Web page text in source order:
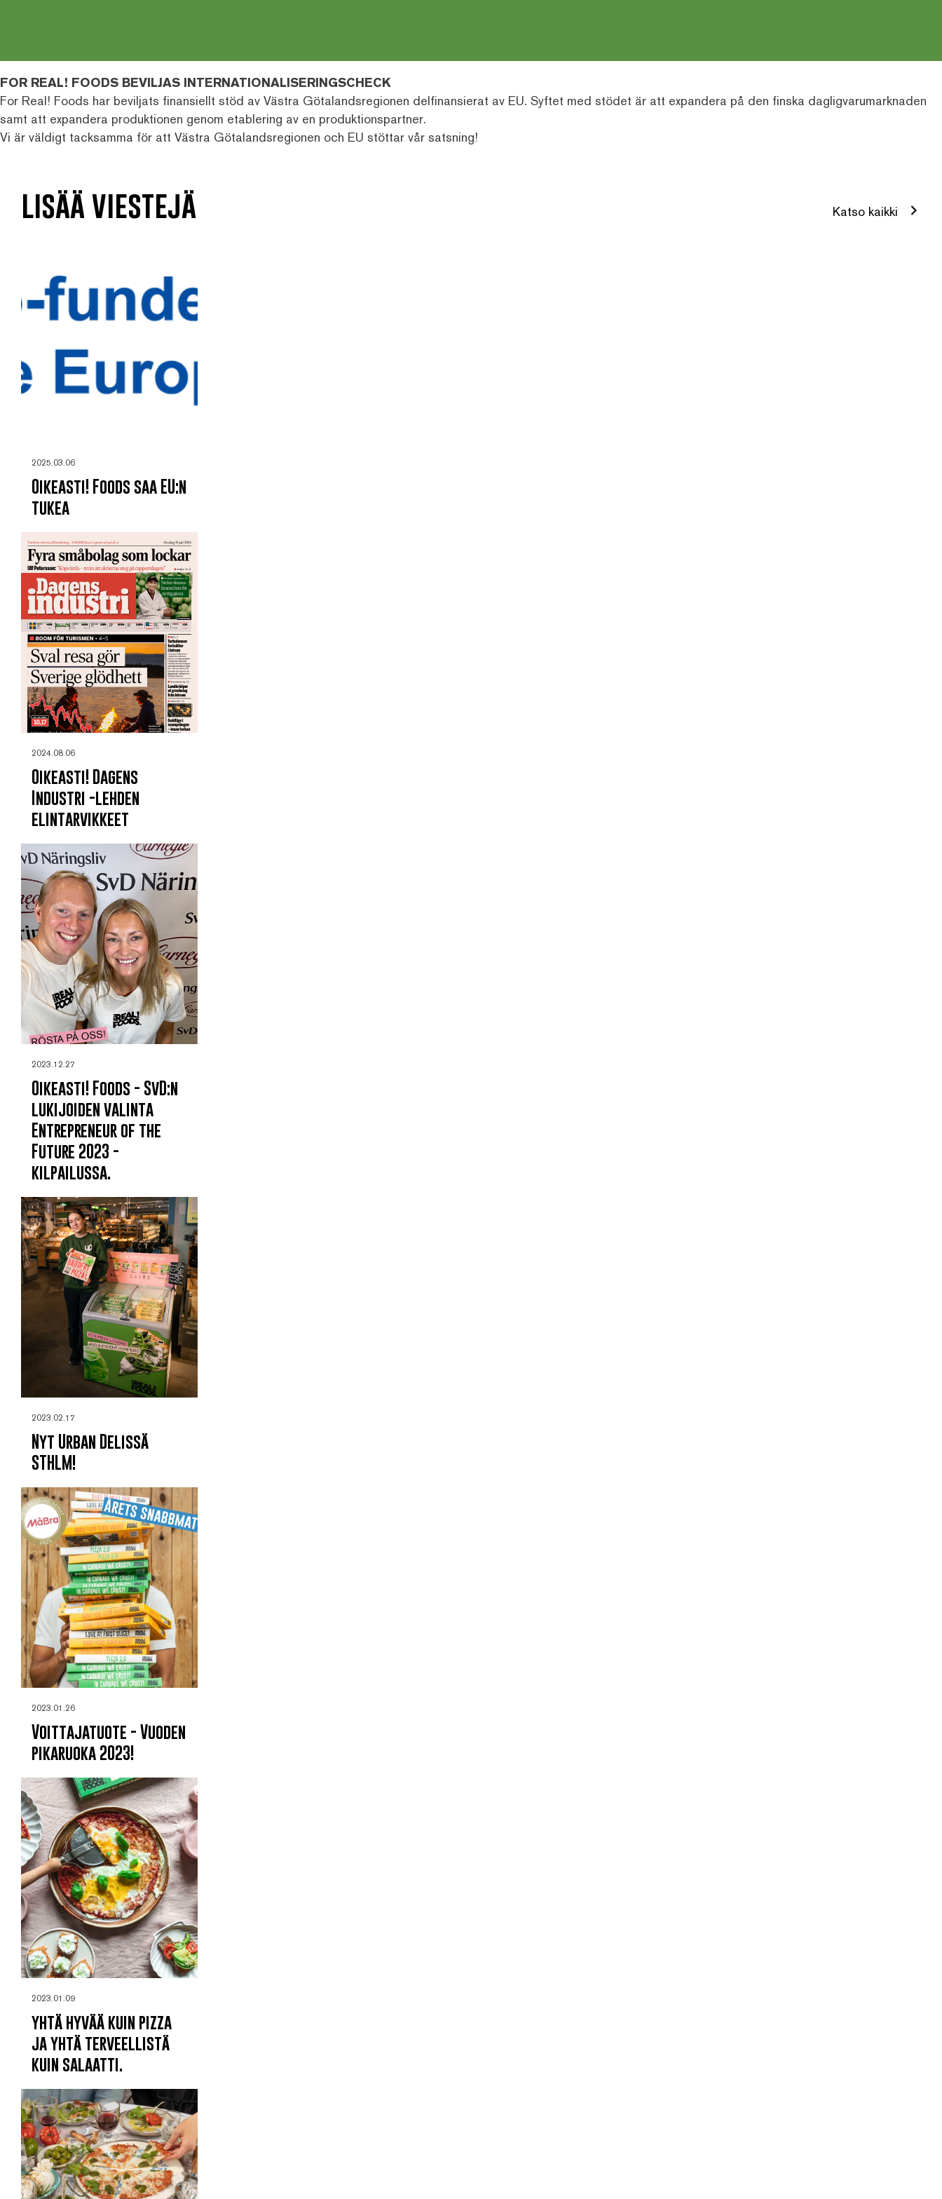
FOR REAL! FOODS BEVILJAS INTERNATIONALISERINGSCHECK
For Real! Foods har beviljats finansiellt stöd av Västra Götalandsregionen delfinansierat av EU. Syftet med stödet är att expandera på den finska dagligvarumarknaden
samt att expandera produktionen genom etablering av en produktionspartner.
Vi är väldigt tacksamma för att Västra Götalandsregionen och EU stöttar vår satsning!
lisää viestejä Katso kaikki
2025.03.06
Oikeasti! Foods saa EU:n
tukea
2024.08.06
Oikeasti! Dagens
Industri -lehden
elintarvikkeet
2023.12.27
Oikeasti! Foods - SvD:n
lukijoiden valinta
Entrepreneur of the
Future 2023 -
kilpailussa.
2023.02.17
Nyt Urban Delissä
STHLM!
2023.01.26
Voittajatuote - Vuoden
pikaruoka 2023!
2023.01.09
yhtä hyvää kuin pizza
ja yhtä terveellistä
kuin salaatti.